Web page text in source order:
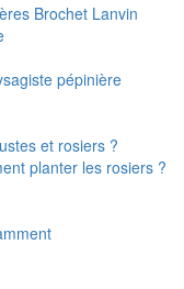
Brochet Lanvin
pépinière
et rosiers ?
planter les rosiers ?